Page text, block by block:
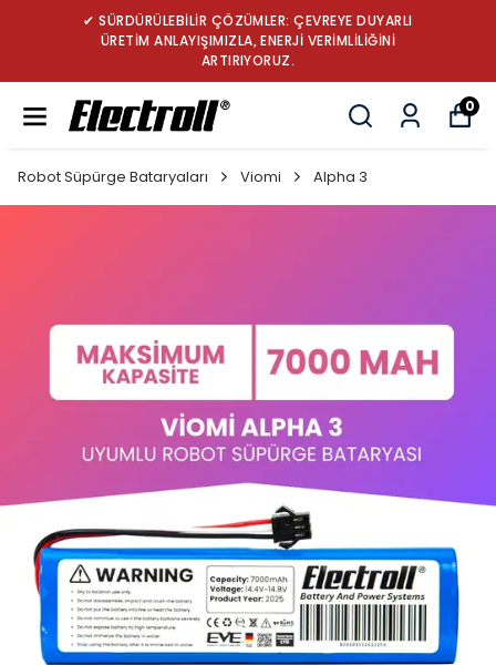
✔ SÜRDÜRÜLEBİLİR ÇÖZÜMLER: ÇEVREYE DUYARLI
ÜRETİM ANLAYIŞIMIZLA, ENERJİ VERİMLİLİĞİNİ
ARTIRIYORUZ.
0
Robot Süpürge Bataryaları Viomi Alpha 3